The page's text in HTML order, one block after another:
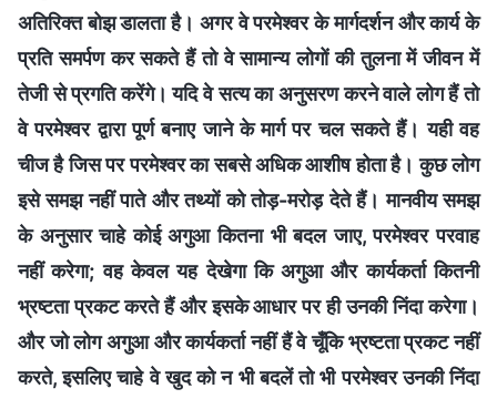
अतिरिक्त बोझ डालता है। अगर वे परमेश्वर के मार्गदर्शन और कार्य के
प्रति समर्पण कर सकते हैं तो वे सामान्य लोगों की तुलना में जीवन में
तेजी से प्रगति करेंगे। यदि वे सत्य का अनुसरण करने वाले लोग हैं तो
वे परमेश्वर द्वारा पूर्ण बनाए जाने के मार्ग पर चल सकते हैं। यही वह
चीज है जिस पर परमेश्वर का सबसे अधिक आशीष होता है। कुछ लोग
इसे समझ नहीं पाते और तथ्यों को तोड़-मरोड़ देते हैं। मानवीय समझ
के अनुसार चाहे कोई अगुआ कितना भी बदल जाए, परमेश्वर परवाह
नहीं करेगा; वह केवल यह देखेगा कि अगुआ और कार्यकर्ता कितनी
भ्रष्टता प्रकट करते हैं और इसके आधार पर ही उनकी निंदा करेगा।
और जो लोग अगुआ और कार्यकर्ता नहीं हैं वे चूँकि भ्रष्टता प्रकट नहीं
करते, इसलिए चाहे वे खुद को न भी बदलें तो भी परमेश्वर उनकी निंदा